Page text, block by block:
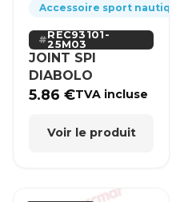
Accessoire sport nautique
REC93101-
25M03
JOINT SPI
DIABOLO
5.86€TVA incluse
Voir le produit